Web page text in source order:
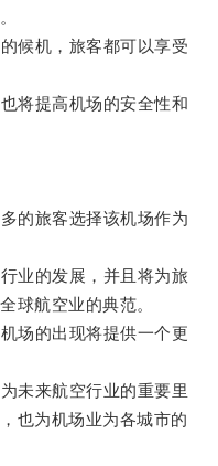
机，旅客都可以享受
提高机场的安全性和
旅客选择该机场作为
的发展，并且将为旅
球航空业的典范。
的出现将提供一个更
来航空行业的重要里
也为机场业为各城市的